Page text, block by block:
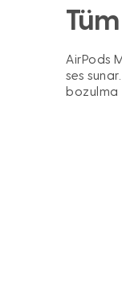
AirPods
ses
bozulma